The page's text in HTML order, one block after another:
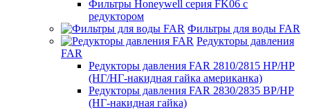
Фильтры Honeywell серия FK06 с
редуктором
Фильтры для воды FAR
Редукторы давления
FAR
Редукторы давления FAR 2810/2815 НР/НР
(НГ/НГ-накидная гайка американка)
Редукторы давления FAR 2830/2835 ВР/НР
(НГ-накидная гайка)